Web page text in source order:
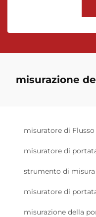
misurazione
misuratore di Flusso
misuratore di
strumento di misura
misuratore di
misurazione della